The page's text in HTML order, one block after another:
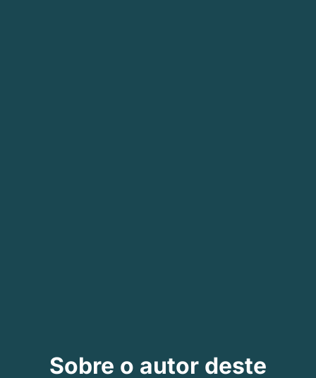
Sobre o autor deste